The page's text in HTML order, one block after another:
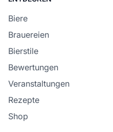
Biere
Brauereien
Bierstile
Bewertungen
Veranstaltungen
Rezepte
Shop